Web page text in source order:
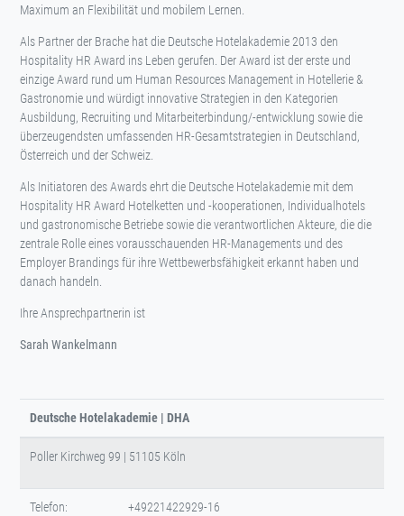
Maximum an Flexibilität und mobilem Lernen.
Als Partner der Brache hat die Deutsche Hotelakademie 2013 den
Hospitality HR Award ins Leben gerufen. Der Award ist der erste und
einzige Award rund um Human Resources Management in Hotellerie &
Gastronomie und würdigt innovative Strategien in den Kategorien
Ausbildung, Recruiting und Mitarbeiterbindung/-entwicklung sowie die
überzeugendsten umfassenden HR-Gesamtstrategien in Deutschland,
Österreich und der Schweiz.
Als Initiatoren des Awards ehrt die Deutsche Hotelakademie mit dem
Hospitality HR Award Hotelketten und -kooperationen, Individualhotels
und gastronomische Betriebe sowie die verantwortlichen Akteure, die die
zentrale Rolle eines vorausschauenden HR-Managements und des
Employer Brandings für ihre Wettbewerbsfähigkeit erkannt haben und
danach handeln.
Ihre Ansprechpartnerin ist
Sarah Wankelmann
Deutsche Hotelakademie | DHA
Poller Kirchweg 99 | 51105 Köln
Telefon: +49221422929-16